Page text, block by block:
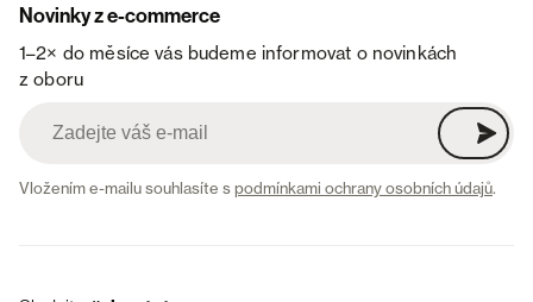
Novinky z e-commerce
1–2× do měsíce vás budeme informovat o novinkách
z oboru
Vložením e-mailu souhlasíte spodmínkami ochrany osobních údajů.